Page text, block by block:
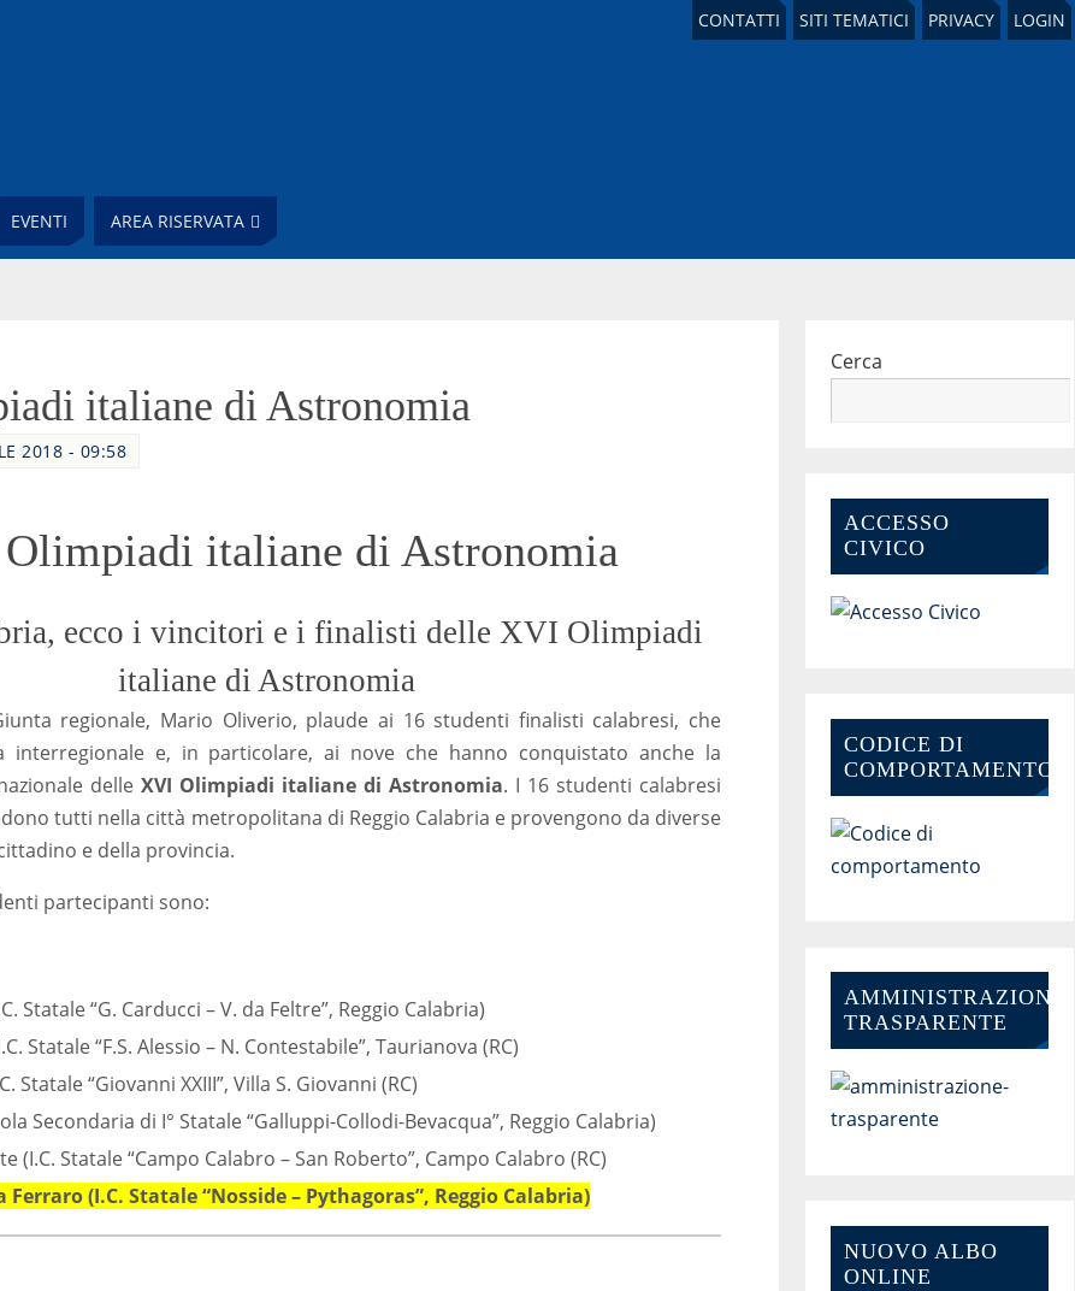
CONTATTI SITI TEMATICI PRIVACY LOGIN
EVENTI AREA RISERVATA
italiane di Astronomia
2018 - 09:58
italiane di Astronomia
ecco i vincitori e i finalisti delle XVI Olimpiadi
italiane di Astronomia
regionale, Mario Oliverio, plaude ai 16 studenti finalisti calabresi, che
interregionale e, in particolare, ai nove che hanno conquistato anche la
delle XVI Olimpiadi italiane di Astronomia. I 16 studenti calabresi
tutti nella città metropolitana di Reggio Calabria e provengono da diverse
e della provincia.
partecipanti sono:
Statale “G. Carducci – V. da Feltre”, Reggio Calabria)
Statale “F.S. Alessio – N. Contestabile”, Taurianova (RC)
Statale “Giovanni XXIII”, Villa S. Giovanni (RC)
Secondaria di I° Statale “Galluppi-Collodi-Bevacqua”, Reggio Calabria)
(I.C. Statale “Campo Calabro – San Roberto”, Campo Calabro (RC)
(I.C. Statale “Nosside – Pythagoras”, Reggio Calabria)
Cerca
ACCESSO
CIVICO
CODICE DI
COMPORTAMENTO
AMMINISTRAZIONE-
TRASPARENTE
NUOVO ALBO
ONLINE